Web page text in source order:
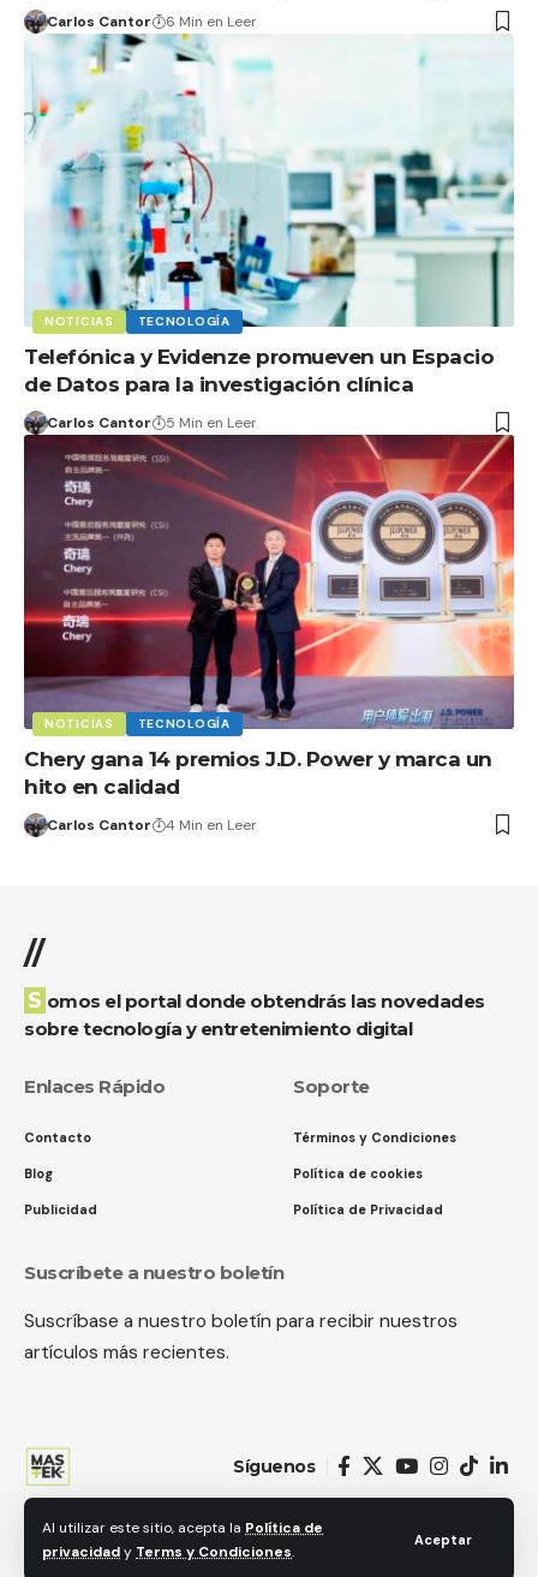
Al utilizar este sitio, acepta la Política de
privacidady Terms y Condiciones.
Aceptar
Carlos Cantor 6 Min en Leer
NOTICIAS TECNOLOGÍA
Telefónica y Evidenze promueven un Espacio
de Datos para la investigación clínica
Carlos Cantor 5 Min en Leer
NOTICIAS TECNOLOGÍA
Chery gana 14 premios J.D. Power y marca un
hito en calidad
Carlos Cantor 4 Min en Leer
//
Somos el portal donde obtendrás las novedades
sobre tecnología y entretenimiento digital
Enlaces Rápido
Contacto
Blog
Publicidad
Soporte
Términos y Condiciones
Política de cookies
Política de Privacidad
Suscríbete a nuestro boletín
Suscríbase a nuestro boletín para recibir nuestros
artículos más recientes.
Síguenos
© 2018 MastekHw Service International. LLc. Todos los derechos
reservados.